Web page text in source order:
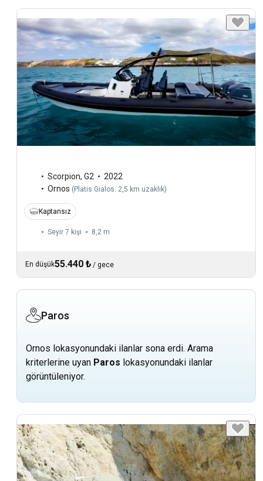
Scorpion, G2
2022
Ornos (Platis Gialos: 2,5 km uzaklık)
Kaptansız
Seyir 7 kişi 8,2 m
En düşük55.440 ₺ / gece
Paros
Ornos lokasyonundaki ilanlar sona erdi. Arama
kriterlerine uyan Paros lokasyonundaki ilanlar
görüntüleniyor.